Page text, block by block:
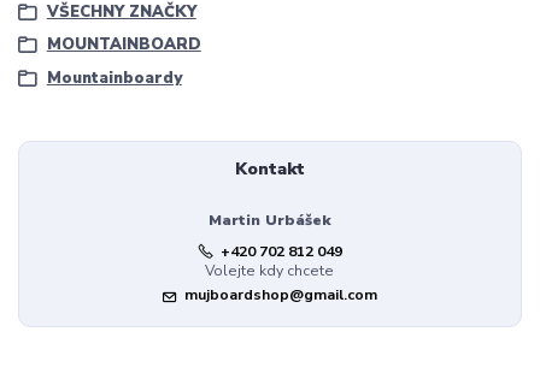
VŠECHNY ZNAČKY
MOUNTAINBOARD
Mountainboardy
Kontakt
Martin Urbášek
+420 702 812 049
Volejte kdy chcete
mujboardshop@gmail.com